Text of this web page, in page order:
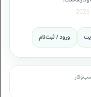
ورود / ثبت‌نام